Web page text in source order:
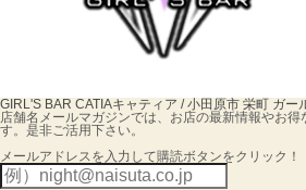
GIRL'S BAR CATIAキャティア / 小田原市 栄町 ガー
店舗名メールマガジンでは、お店の最新情報やお得
す。是非ご活用下さい。
メールアドレスを入力して購読ボタンをクリック！